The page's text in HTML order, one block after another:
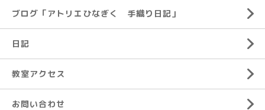
ブログ「アトリエひなぎく 手織り日記」
日記
教室アクセス
お問い合わせ